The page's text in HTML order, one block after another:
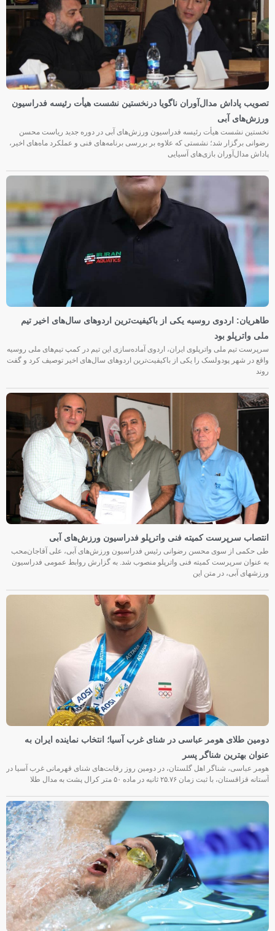
تصویب پاداش مدال‌آوران ناگویا درنخستین نشست هیأت رئیسه فدراسیون
ورزش‌های آبی
نخستین نشست هیأت رئیسه فدراسیون ورزش‌های آبی در دوره جدید ریاست محسن
رضوانی برگزار شد؛ نشستی که علاوه بر بررسی برنامه‌های فنی و عملکرد ماه‌های اخیر،
پاداش مدال‌آوران بازی‌های آسیایی
طاهریان: اردوی روسیه یکی از باکیفیت‌ترین اردوهای سال‌های اخیر تیم
ملی واترپلو بود
سرپرست تیم ملی واترپلوی ایران، اردوی آماده‌سازی این تیم در کمپ تیم‌های ملی روسیه
واقع در شهر پودولسک را یکی از باکیفیت‌ترین اردوهای سال‌های اخیر توصیف کرد و گفت
روند
انتصاب سرپرست کمیته فنی واترپلو فدراسیون ورزش‌های آبی
طی حکمی از سوی محسن رضوانی رئیس فدراسیون ورزش‌های آبی، علی آقاجان‌محب
به عنوان سرپرست کمیته فنی واترپلو منصوب شد. به گزارش روابط عمومی فدراسیون
ورزشهای آبی، در متن این
دومین طلای هومر عباسی در شنای غرب آسیا؛ انتخاب نماینده ایران به
عنوان بهترین شناگر پسر
هومر عباسی، شناگر اهل گلستان، در دومین روز رقابت‌های شنای قهرمانی غرب آسیا در
آستانه قزاقستان، با ثبت زمان ۲۵.۷۶ ثانیه در ماده ۵۰ متر کرال پشت به مدال طلا